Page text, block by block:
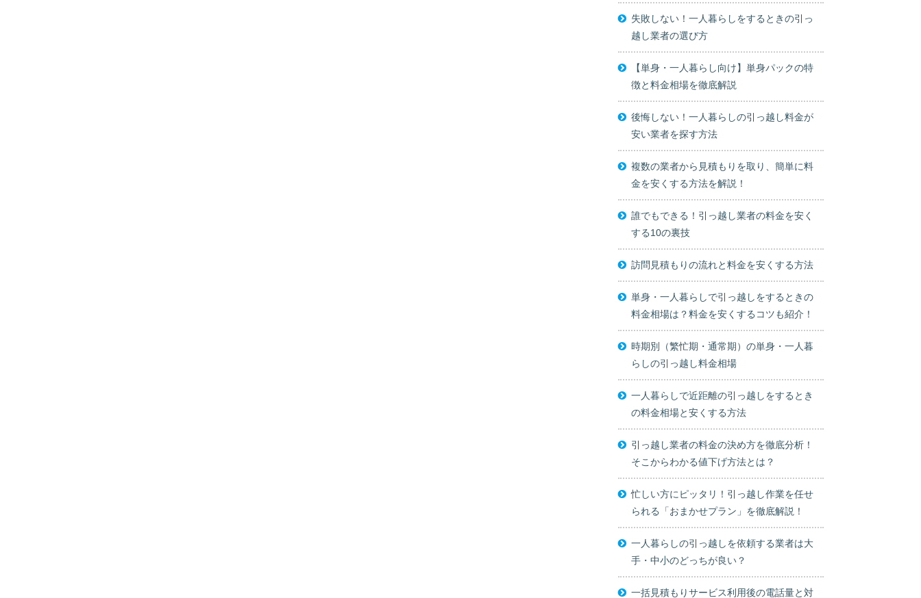
失敗しない！一人暮らしをするときの引っ
越し業者の選び方
【単身・一人暮らし向け】単身パックの特
徴と料金相場を徹底解説
後悔しない！一人暮らしの引っ越し料金が
安い業者を探す方法
複数の業者から見積もりを取り、簡単に料
金を安くする方法を解説！
誰でもできる！引っ越し業者の料金を安く
する10の裏技
訪問見積もりの流れと料金を安くする方法
単身・一人暮らしで引っ越しをするときの
料金相場は？料金を安くするコツも紹介！
時期別（繁忙期・通常期）の単身・一人暮
らしの引っ越し料金相場
一人暮らしで近距離の引っ越しをするとき
の料金相場と安くする方法
引っ越し業者の料金の決め方を徹底分析！
そこからわかる値下げ方法とは？
忙しい方にピッタリ！引っ越し作業を任せ
られる「おまかせプラン」を徹底解説！
一人暮らしの引っ越しを依頼する業者は大
手・中小のどっちが良い？
一括見積もりサービス利用後の電話量と対